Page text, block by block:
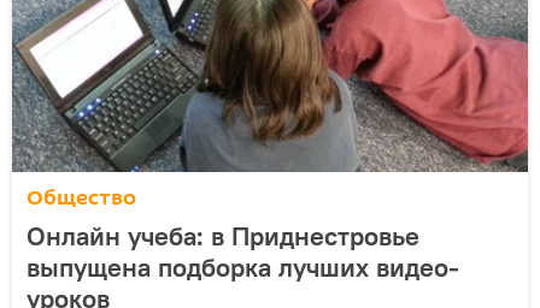
Общество
Онлайн учеба: в Приднестровье
выпущена подборка лучших видео-
уроков